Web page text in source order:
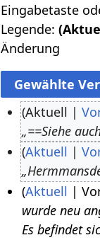
Eingabetaste
Legende:
Änderung
p
Aktuell
„==Siehe
Aktuell
Aktuell
wurde neu
Es befindet